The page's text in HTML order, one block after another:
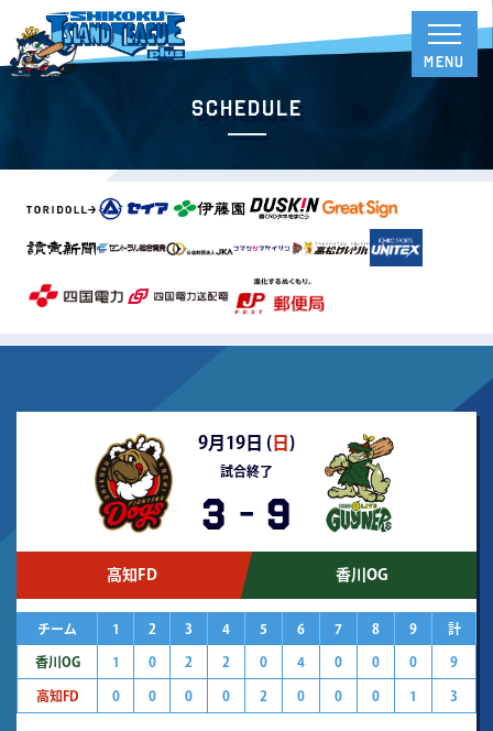
Schedule
9月19日 ( 日 )
試合終了
3 - 9
高知FD 香川OG
チーム 1 2 3 4 5 6 7 8 9 計
香川OG 1 0 2 2 0 4 0 0 0 9
高知FD 0 0 0 0 2 0 0 0 1 3